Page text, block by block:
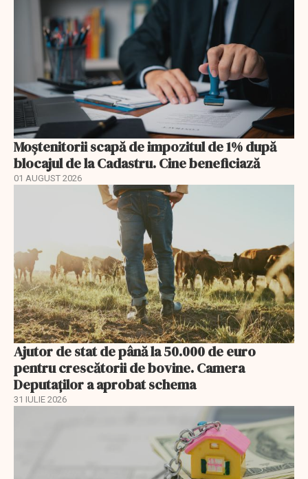
Moștenitorii scapă de impozitul de 1% după
blocajul de la Cadastru. Cine beneficiază
01 AUGUST 2026
Ajutor de stat de până la 50.000 de euro
pentru crescătorii de bovine. Camera
Deputaților a aprobat schema
31 IULIE 2026